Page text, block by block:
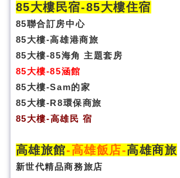
85大樓民宿-85大樓住宿
85聯合訂房中心
85大樓-高雄港商旅
85大樓-85海角 主題套房
85大樓-85涵館
85大樓-Sam的家
85大樓-R8環保商旅
85大樓-高雄民 宿
高雄旅館-高雄飯店-高雄商旅
新世代精品商務旅店